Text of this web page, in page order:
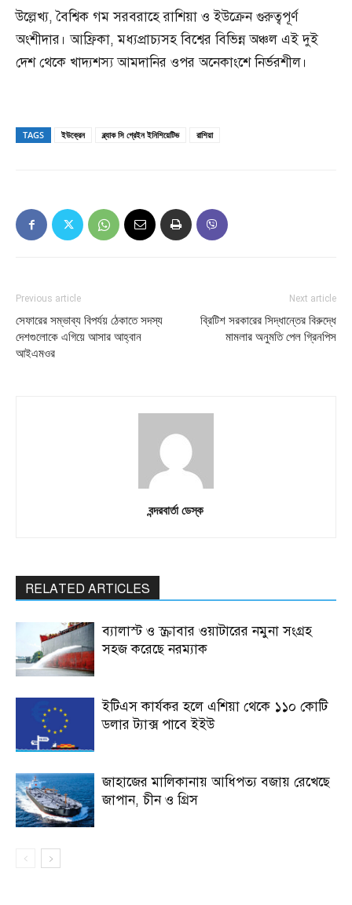
উল্লেখ্য, বৈশ্বিক গম সরবরাহে রাশিয়া ও ইউক্রেন গুরুত্বপূর্ণ
অংশীদার। আফ্রিকা, মধ্যপ্রাচ্যসহ বিশ্বের বিভিন্ন অঞ্চল এই দুই
দেশ থেকে খাদ্যশস্য আমদানির ওপর অনেকাংশে নির্ভরশীল।
TAGS ইউক্রেন ব্ল্যাক সি গ্রেইন ইনিশিয়েটিভ রাশিয়া
Previous article
সেফারের সম্ভাব্য বিপর্যয় ঠেকাতে সদস্য
দেশগুলোকে এগিয়ে আসার আহ্বান
আইএমওর
Next article
ব্রিটিশ সরকারের সিদ্ধান্তের বিরুদ্ধে
মামলার অনুমতি পেল গ্রিনপিস
বন্দরবার্তা ডেস্ক
RELATED ARTICLES
ব্যালাস্ট ও স্ক্রাবার ওয়াটারের নমুনা সংগ্রহ
সহজ করেছে নরম্যাক
ইটিএস কার্যকর হলে এশিয়া থেকে ১১০ কোটি
ডলার ট্যাক্স পাবে ইইউ
জাহাজের মালিকানায় আধিপত্য বজায় রেখেছে
জাপান, চীন ও গ্রিস